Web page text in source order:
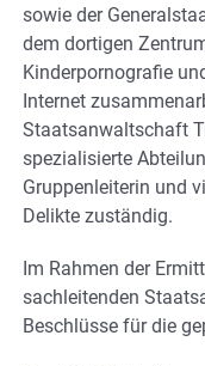
sowie der
dem dortigen
Kinderpornografie
Internet
Staatsanwaltschaft
spezialisierte
Gruppenleiterin und
Delikte zuständig.
Im Rahmen der
sachleitenden
Beschlüsse für die